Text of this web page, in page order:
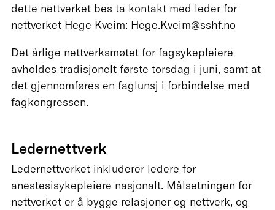
dette nettverket bes ta kontakt med leder for
nettverket Hege Kveim: Hege.Kveim@sshf.no
Det årlige nettverksmøtet for fagsykepleiere
avholdes tradisjonelt første torsdag i juni, samt at
det gjennomføres en faglunsj i forbindelse med
fagkongressen.
Ledernettverk
Ledernettverket inkluderer ledere for
anestesisykepleiere nasjonalt. Målsetningen for
nettverket er å bygge relasjoner og nettverk, og